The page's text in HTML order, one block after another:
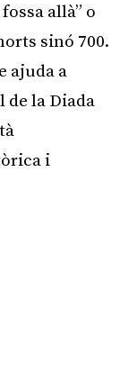
allà” o
sinó 700.
ajuda a
de la Diada
i